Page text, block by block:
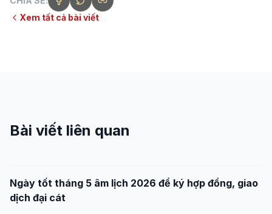
Xem tất cả bài viết
Bài viết liên quan
Ngày tốt tháng 5 âm lịch 2026 để ký hợp đồng, giao
dịch đại cát